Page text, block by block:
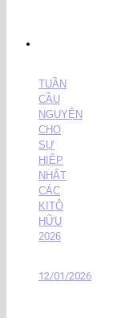
TUẦN
CẦU
NGUYỆN
CHO
SỰ
HIỆP
NHẤT
CÁC
KITÔ
HỮU
2026
12/01/2026